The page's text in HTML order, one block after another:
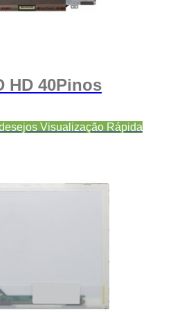
HD 40Pinos
Visualização Rápida